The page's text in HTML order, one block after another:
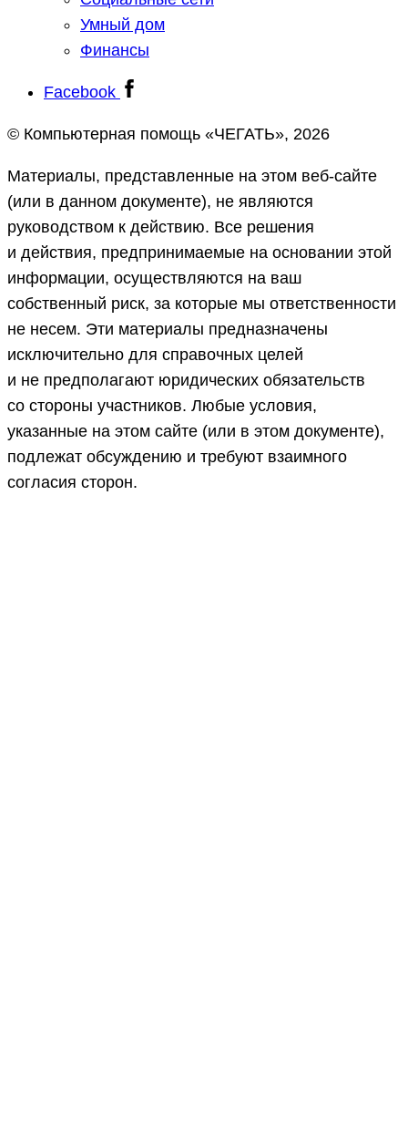
Умный дом
Финансы
Facebook
© Компьютерная помощь «ЧЕГАТЬ», 2026
Материалы, представленные на этом веб-сайте
(или в данном документе), не являются
руководством к действию. Все решения
и действия, предпринимаемые на основании этой
информации, осуществляются на ваш
собственный риск, за которые мы ответственности
не несем. Эти материалы предназначены
исключительно для справочных целей
и не предполагают юридических обязательств
со стороны участников. Любые условия,
указанные на этом сайте (или в этом документе),
подлежат обсуждению и требуют взаимного
согласия сторон.